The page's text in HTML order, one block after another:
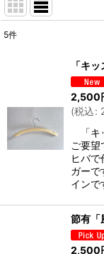
5件
「キ
2,500
(税込:
「キ
ご要
ヒバ
ガーで
インで
節有「
2,500